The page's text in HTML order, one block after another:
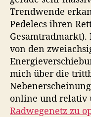
s
a
u
o
r
Trendwende
Pedelecs ihren
von den
mich über die
online und relativ
Radwegenetz zu